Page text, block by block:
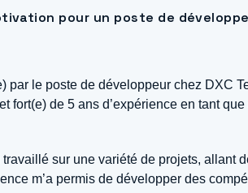
pour un poste de
par le poste de développeur chez DXC
fort(e) de 5 ans d’expérience en tant
travaillé sur une variété de projets,
m’a permis de développer des